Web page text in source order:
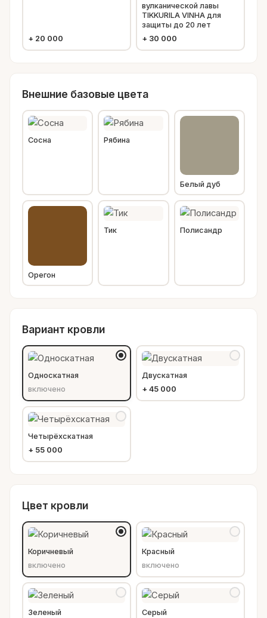
+ 20 000
вулканической лавы
TIKKURILA VINHA для
защиты до 20 лет
+ 30 000
Внешние базовые цвета
Сосна Рябина
Белый дуб
Орегон
Тик Полисандр
Вариант кровли
Односкатная
включено
Двускатная
+ 45 000
Четырёхскатная
+ 55 000
Цвет кровли
Коричневый
включено
Красный
включено
Зеленый
Серый